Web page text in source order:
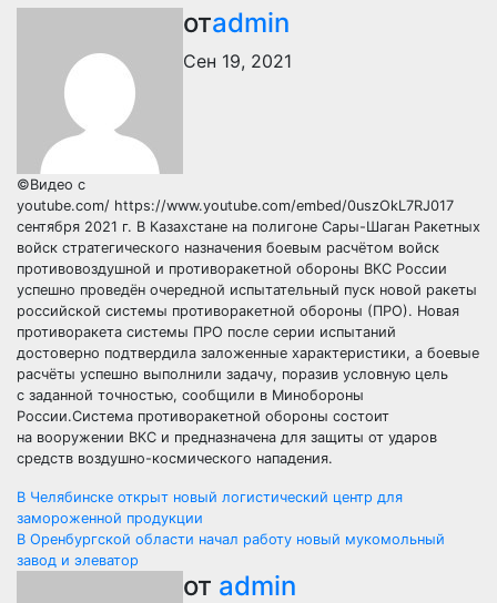
отadmin
Сен 19, 2021
©Видео с
youtube.com/ https://www.youtube.com/embed/0uszOkL7RJ017
сентября 2021 г. В Казахстане на полигоне Сары-Шаган Ракетных
войск стратегического назначения боевым расчётом войск
противовоздушной и противоракетной обороны ВКС России
успешно проведён очередной испытательный пуск новой ракеты
российской системы противоракетной обороны (ПРО). Новая
противоракета системы ПРО после серии испытаний
достоверно подтвердила заложенные характеристики, а боевые
расчёты успешно выполнили задачу, поразив условную цель
с заданной точностью, сообщили в Минобороны
России.Система противоракетной обороны состоит
на вооружении ВКС и предназначена для защиты от ударов
средств воздушно-космического нападения.
Навигация
по
В Челябинске открыт новый логистический центр для
замороженной продукции
В Оренбургской области начал работу новый мукомольный
завод и элеватор
от admin